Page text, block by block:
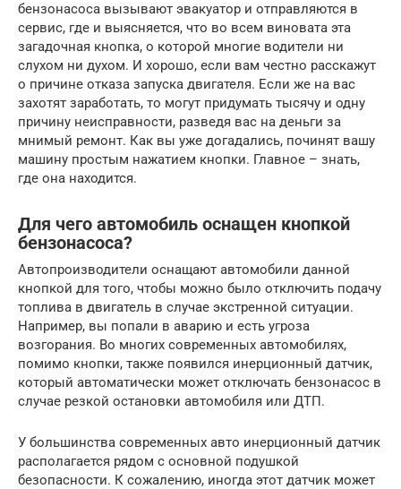
бензонасоса вызывают эвакуатор и отправляются в
сервис, где и выясняется, что во всем виновата эта
загадочная кнопка, о которой многие водители ни
слухом ни духом. И хорошо, если вам честно расскажут
о причине отказа запуска двигателя. Если же на вас
захотят заработать, то могут придумать тысячу и одну
причину неисправности, разведя вас на деньги за
мнимый ремонт. Как вы уже догадались, починят вашу
машину простым нажатием кнопки. Главное – знать,
где она находится.
Для чего автомобиль оснащен кнопкой
бензонасоса?
Автопроизводители оснащают автомобили данной
кнопкой для того, чтобы можно было отключить подачу
топлива в двигатель в случае экстренной ситуации.
Например, вы попали в аварию и есть угроза
возгорания. Во многих современных автомобилях,
помимо кнопки, также появился инерционный датчик,
который автоматически может отключать бензонасос в
случае резкой остановки автомобиля или ДТП.
У большинства современных авто инерционный датчик
располагается рядом с основной подушкой
безопасности. К сожалению, иногда этот датчик может